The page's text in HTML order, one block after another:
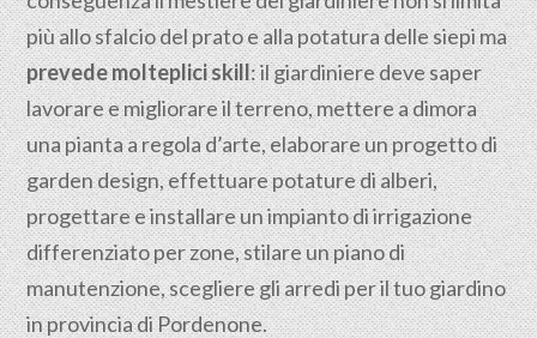
più allo sfalcio del prato e alla potatura delle siepi ma
prevede molteplici skill: il giardiniere deve saper
lavorare e migliorare il terreno, mettere a dimora
una pianta a regola d’arte, elaborare un progetto di
garden design, effettuare potature di alberi,
progettare e installare un impianto di irrigazione
differenziato per zone, stilare un piano di
manutenzione, scegliere gli arredi per il tuo giardino
in provincia di Pordenone.